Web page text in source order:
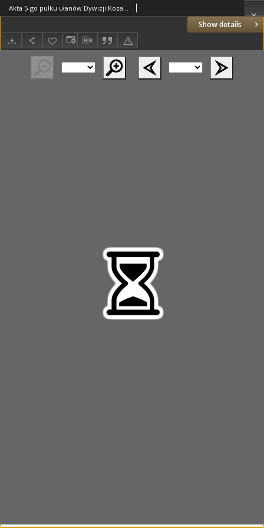
Show details
Akta 5-go pułku ułanów Dywizji Kozaków Sułtańskich z dnia 02.05.1856 r. (nr 2)